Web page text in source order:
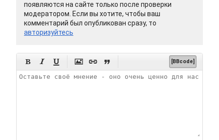
появляются на сайте только после проверки
модератором. Если вы хотите, чтобы ваш
комментарий был опубликован сразу, то
авторизуйтесь
      [BBcode]